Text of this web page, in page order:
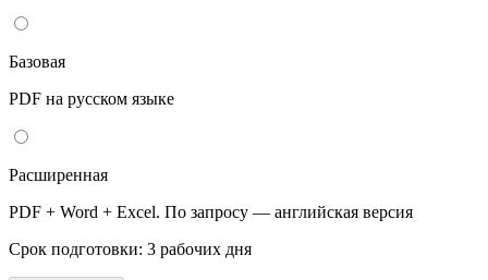
Базовая
PDF на русском языке
Расширенная
PDF + Word + Excel. По запросу — английская версия
Срок подготовки: 3 рабочих дня